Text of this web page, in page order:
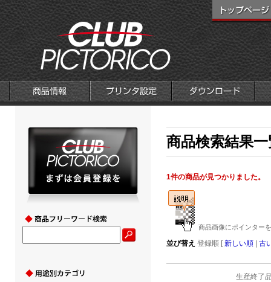
商品検索結果
1件の商品が見つかりました。
商品画像にポインター
並び替え 登録順 [新しい順 古
生産終了